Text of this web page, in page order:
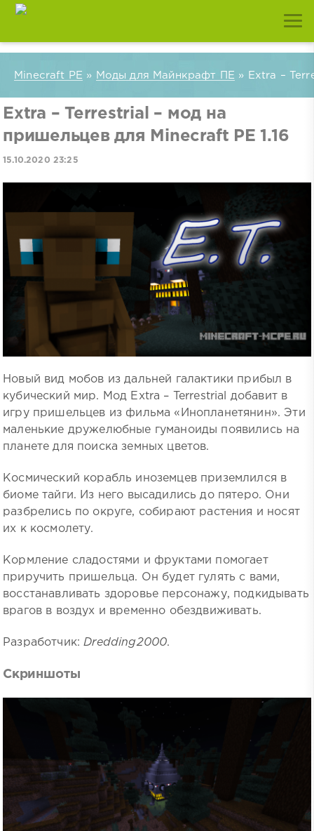
Minecraft PE » Моды для Майнкрафт ПЕ » Extra –
Extra – Terrestrial – мод на
пришельцев для Minecraft PE 1.16
15.10.2020 23:25
Новый вид мобов из дальней галактики прибыл в
кубический мир. Мод Extra – Terrestrial добавит в
игру пришельцев из фильма «Инопланетянин». Эти
маленькие дружелюбные гуманоиды появились на
планете для поиска земных цветов.
Космический корабль иноземцев приземлился в
биоме тайги. Из него высадились до пятеро. Они
разбрелись по округе, собирают растения и носят
их к космолету.
Кормление сладостями и фруктами помогает
приручить пришельца. Он будет гулять с вами,
восстанавливать здоровье персонажу, подкидывать
врагов в воздух и временно обездвиживать.
Разработчик:Dredding2000.
Скриншоты